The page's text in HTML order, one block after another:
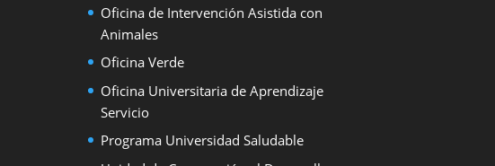
Oficina de Intervención Asistida con
Animales
Oficina Verde
Oficina Universitaria de Aprendizaje
Servicio
Programa Universidad Saludable